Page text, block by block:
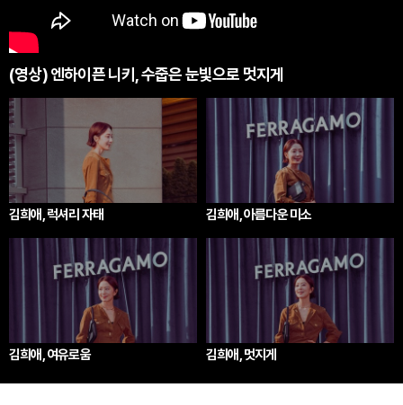
(영상) 엔하이픈 니키, 수줍은 눈빛으로 멋지게
김희애, 럭셔리 자태 김희애, 아름다운 미소
김희애, 여유로움 김희애, 멋지게